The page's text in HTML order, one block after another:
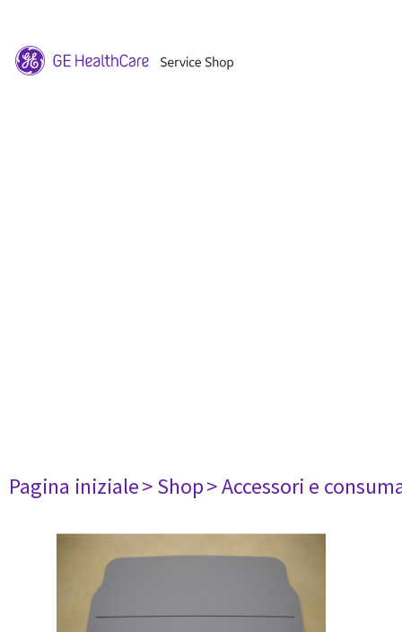
Pagina iniziale> Shop> Accessori e